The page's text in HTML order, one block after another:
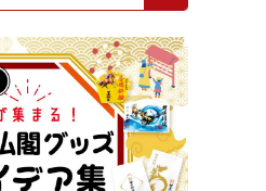
転・異動・訃報
検査・校正特集